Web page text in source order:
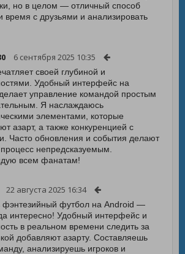
но в целом — отличный способ
время с друзьями и анализировать
6 сентября 2025 10:35
своей глубиной и
Удобный интерфейс на
управление командой простым
Я наслаждаюсь
элементами, которые
азарт, а также конкуренцией с
Часто обновления и события делают
непредсказуемым.
всем фанатам!
22 августа 2025 16:34
фэнтезийный футбол на Android —
интересно! Удобный интерфейс и
в реальном времени следить за
добавляют азарту. Составляешь
анализируешь игроков и